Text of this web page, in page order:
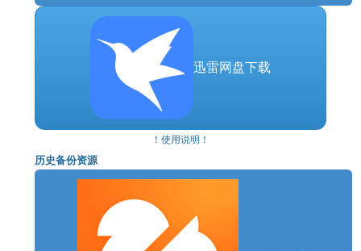
迅雷网盘下载
！使用说明！
历史备份资源